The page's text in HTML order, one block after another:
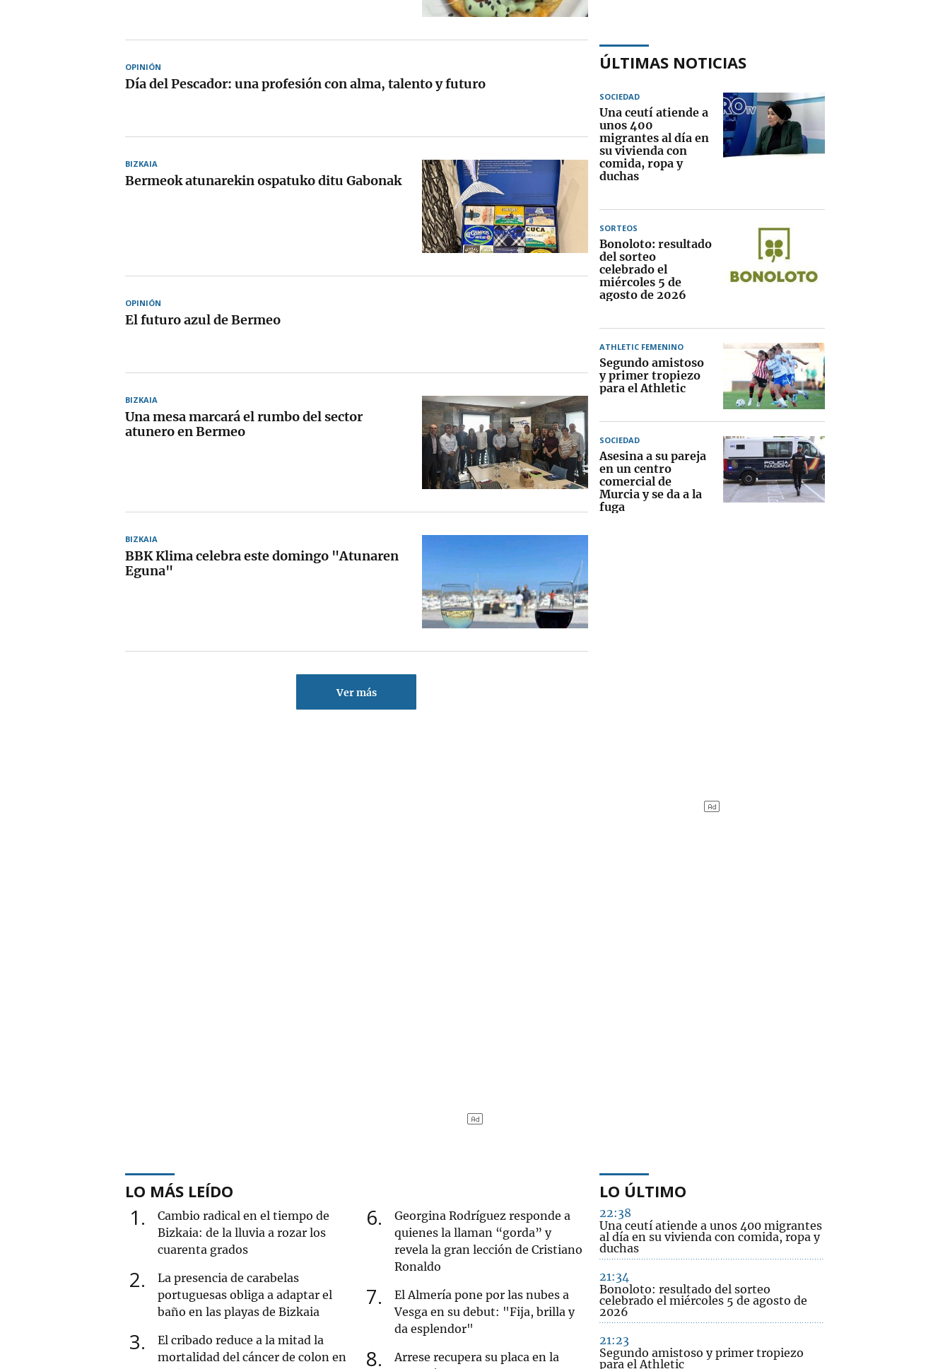
OPINIÓN
Día del Pescador: una profesión con alma, talento y futuro
BIZKAIA
Bermeok atunarekin ospatuko ditu Gabonak
OPINIÓN
El futuro azul de Bermeo
BIZKAIA
Una mesa marcará el rumbo del sector
atunero en Bermeo
BIZKAIA
BBK Klima celebra este domingo "Atunaren
Eguna"
Ver más
ÚLTIMAS NOTICIAS
SOCIEDAD
Una ceutí atiende a
unos 400
migrantes al día en
su vivienda con
comida, ropa y
duchas
SORTEOS
Bonoloto: resultado
del sorteo
celebrado el
miércoles 5 de
agosto de 2026
ATHLETIC FEMENINO
Segundo amistoso
y primer tropiezo
para el Athletic
SOCIEDAD
Asesina a su pareja
en un centro
comercial de
Murcia y se da a la
fuga
LO MÁS LEÍDO
1
Cambio radical en el tiempo de
Bizkaia: de la lluvia a rozar los
cuarenta grados
2
La presencia de carabelas
portuguesas obliga a adaptar el
baño en las playas de Bizkaia
3
El cribado reduce a la mitad la
mortalidad del cáncer de colon en
6
Georgina Rodríguez responde a
quienes la llaman “gorda” y
revela la gran lección de Cristiano
Ronaldo
7
El Almería pone por las nubes a
Vesga en su debut: "Fija, brilla y
da esplendor"
8
Arrese recupera su placa en la
LO ÚLTIMO
22:38
Una ceutí atiende a unos 400 migrantes
al día en su vivienda con comida, ropa y
duchas
21:34
Bonoloto: resultado del sorteo
celebrado el miércoles 5 de agosto de
2026
21:23
Segundo amistoso y primer tropiezo
para el Athletic